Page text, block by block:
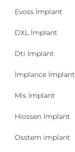
Evoss İmplant
DXL İmplant
Dti İmplant
İmplance İmplant
Mis İmplant
Hiossen İmplant
Osstem implant